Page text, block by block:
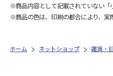
※商品内容として記載されていない「
※商品の色は、印刷の都合により、実
ホーム ネットショップ 雑貨・